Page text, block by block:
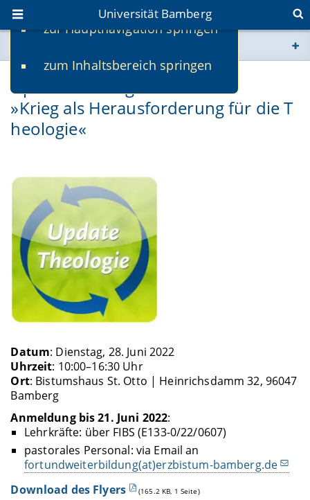
zur Hauptnavigation springen
zum Inhaltsbereich springen
Universität Bamberg
www.uni-bamberg.de
univis.uni-bamberg.de
Update Theologie 2022:
»Krieg als Herausforderung für die T
heologie«
Datum: Dienstag, 28. Juni 2022
Uhrzeit: 10:00–16:30 Uhr
Ort: Bistumshaus St. Otto | Heinrichsdamm 32, 96047
Bamberg
Anmeldung bis 21. Juni 2022:
Lehrkräfte: über FIBS (E133-0/22/0607)
pastorales Personal: via Email an
fortundweiterbildung(at)erzbistum-bamberg.de
Download des Flyers
(165.2 KB, 1 Seite)